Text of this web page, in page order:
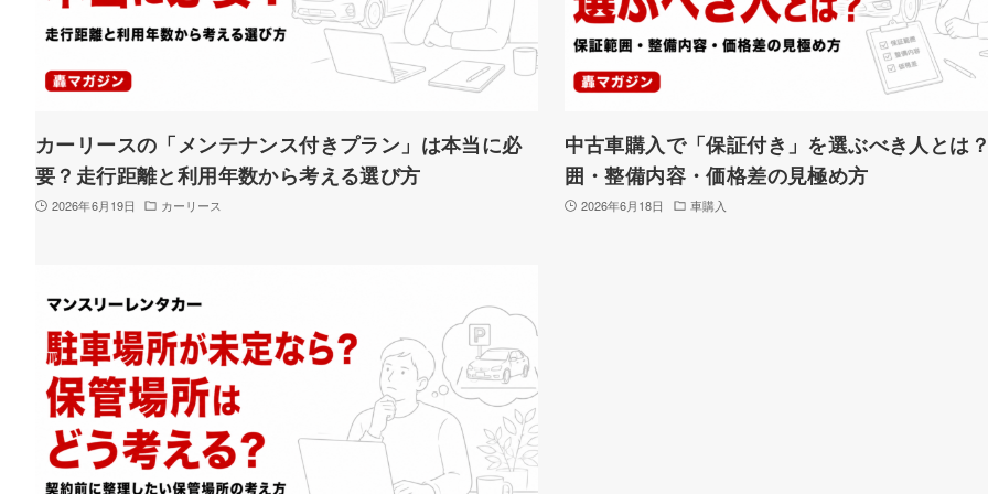
カーリースの「メンテナンス付きプラン」は本当に必
要？走行距離と利用年数から考える選び方
2026年6月19日 カーリース
中古車購入で「保証付き」を選ぶべき人とは
囲・整備内容・価格差の見極め方
2026年6月18日 車購入